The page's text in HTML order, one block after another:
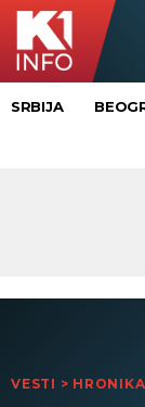
SRBIJA
VESTI > HRONIKA